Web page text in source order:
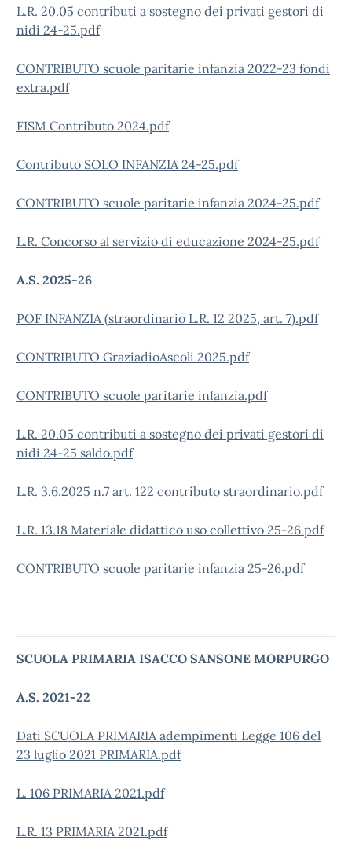
L.R. 20.05 contributi a sostegno dei privati gestori di
nidi 24-25.pdf
CONTRIBUTO scuole paritarie infanzia 2022-23 fondi
extra.pdf
FISM Contributo 2024.pdf
Contributo SOLO INFANZIA 24-25.pdf
CONTRIBUTO scuole paritarie infanzia 2024-25.pdf
L.R. Concorso al servizio di educazione 2024-25.pdf
A.S. 2025-26
POF INFANZIA (straordinario L.R. 12 2025, art. 7).pdf
CONTRIBUTO GraziadioAscoli 2025.pdf
CONTRIBUTO scuole paritarie infanzia.pdf
L.R. 20.05 contributi a sostegno dei privati gestori di
nidi 24-25 saldo.pdf
L.R. 3.6.2025 n.7 art. 122 contributo straordinario.pdf
L.R. 13.18 Materiale didattico uso collettivo 25-26.pdf
CONTRIBUTO scuole paritarie infanzia 25-26.pdf
SCUOLA PRIMARIA ISACCO SANSONE MORPURGO
A.S. 2021-22
Dati SCUOLA PRIMARIA adempimenti Legge 106 del
23 luglio 2021 PRIMARIA.pdf
L. 106 PRIMARIA 2021.pdf
L.R. 13 PRIMARIA 2021.pdf